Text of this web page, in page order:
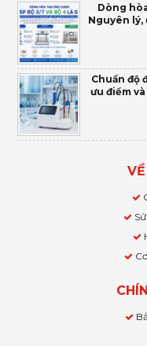
Dòng
Nguyên lý,
Chuẩn độ
ưu điểm